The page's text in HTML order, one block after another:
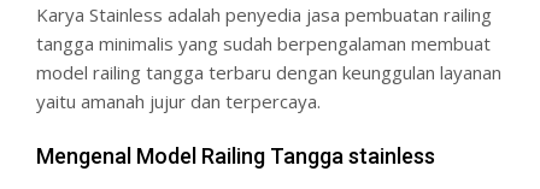
Karya Stainless adalah penyedia jasa pembuatan railing
tangga minimalis yang sudah berpengalaman membuat
model railing tangga terbaru dengan keunggulan layanan
yaitu amanah jujur dan terpercaya.
Mengenal Model Railing Tangga stainless